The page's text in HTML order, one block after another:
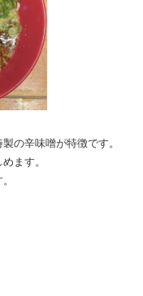
の辛味噌が特徴です。
ます。